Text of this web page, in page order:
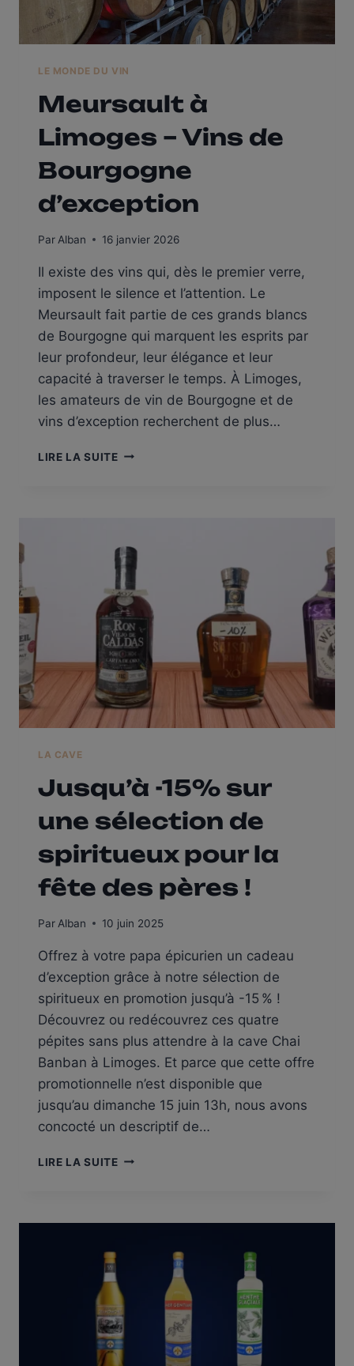
LE MONDE DU VIN
Meursault à
Limoges – Vins de
Bourgogne
d’exception
Par Alban 16 janvier 2026
Il existe des vins qui, dès le premier verre,
imposent le silence et l’attention. Le
Meursault fait partie de ces grands blancs
de Bourgogne qui marquent les esprits par
leur profondeur, leur élégance et leur
capacité à traverser le temps. À Limoges,
les amateurs de vin de Bourgogne et de
vins d’exception recherchent de plus…
LIRE LA SUITEMEURSAULT
BOURGOGNE
D’EXCEPTION
LA CAVE
Jusqu’à -15% sur
une sélection de
spiritueux pour la
fête des pères !
Par Alban 10 juin 2025
Offrez à votre papa épicurien un cadeau
d’exception grâce à notre sélection de
spiritueux en promotion jusqu’à -15 % !
Découvrez ou redécouvrez ces quatre
pépites sans plus attendre à la cave Chai
Banban à Limoges. Et parce que cette offre
promotionnelle n’est disponible que
jusqu’au dimanche 15 juin 13h, nous avons
concocté un descriptif de…
LIRE LA SUITEJUSQU’À
SÉLECTION
SPIRITUEUX
LA
FÊTE
DES
PÈRES